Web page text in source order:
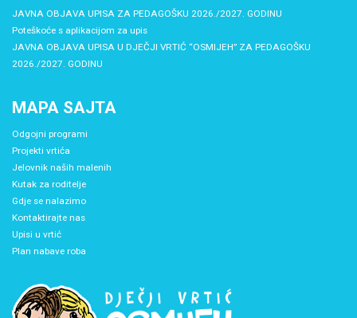
JAVNA OBJAVA UPISA ZA PEDAGOŠKU 2026./2027. GODINU
Poteškoće s aplikacijom za upis
JAVNA OBJAVA UPISA U DJEČJI VRTIĆ “OSMIJEH” ZA PEDAGOŠKU
2026./2027. GODINU
MAPA SAJTA
Odgojni programi
Projekti vrtića
Jelovnik naših malenih
Kutak za roditelje
Gdje se nalazimo
Kontaktirajte nas
Upisi u vrtić
Plan nabave roba